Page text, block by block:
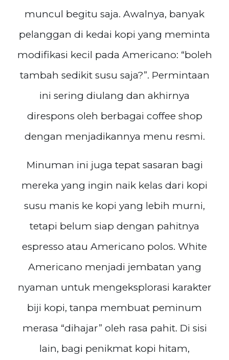
muncul begitu saja. Awalnya, banyak
pelanggan di kedai kopi yang meminta
modifikasi kecil pada Americano: “boleh
tambah sedikit susu saja?”. Permintaan
ini sering diulang dan akhirnya
direspons oleh berbagai coffee shop
dengan menjadikannya menu resmi.
Minuman ini juga tepat sasaran bagi
mereka yang ingin naik kelas dari kopi
susu manis ke kopi yang lebih murni,
tetapi belum siap dengan pahitnya
espresso atau Americano polos. White
Americano menjadi jembatan yang
nyaman untuk mengeksplorasi karakter
biji kopi, tanpa membuat peminum
merasa “dihajar” oleh rasa pahit. Di sisi
lain, bagi penikmat kopi hitam,